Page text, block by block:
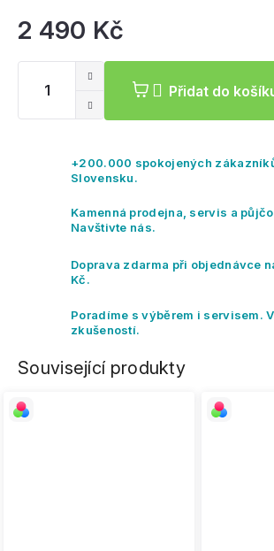
2 490 Kč
Přidat do
+200.000 spokojených
Slovensku.
Kamenná prodejna, servis a
Navštivte nás.
Doprava zdarma při objednávce
Kč.
Poradíme s výběrem i servisem.
zkušeností.
Související produkty